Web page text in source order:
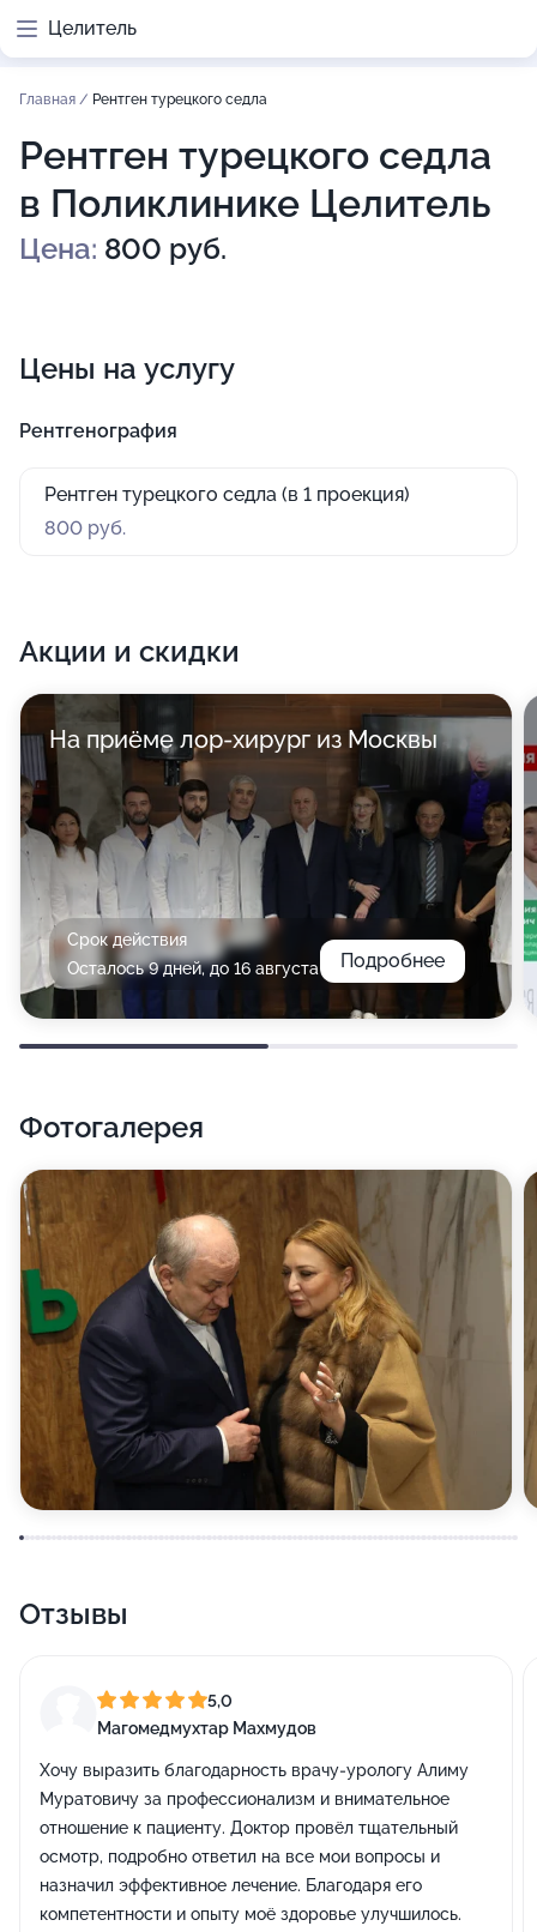
Целитель
Главная / Рентген турецкого седла
Рентген турецкого седла
в Поликлинике Целитель
Цена: 800 руб.
Цены на услугу
Рентгенография
Рентген турецкого седла (в 1 проекция)
800 руб.
Акции и скидки
На приёме лор-хирург из Москвы
Срок действия
Осталось 9 дней, до 16 августа
Подробнее
Фотогалерея
Отзывы
5,0
Магомедмухтар Махмудов
Хочу выразить благодарность врачу-урологу Алиму
Муратовичу за профессионализм и внимательное
отношение к пациенту. Доктор провёл тщательный
осмотр, подробно ответил на все мои вопросы и
назначил эффективное лечение. Благодаря его
компетентности и опыту моё здоровье улучшилось.